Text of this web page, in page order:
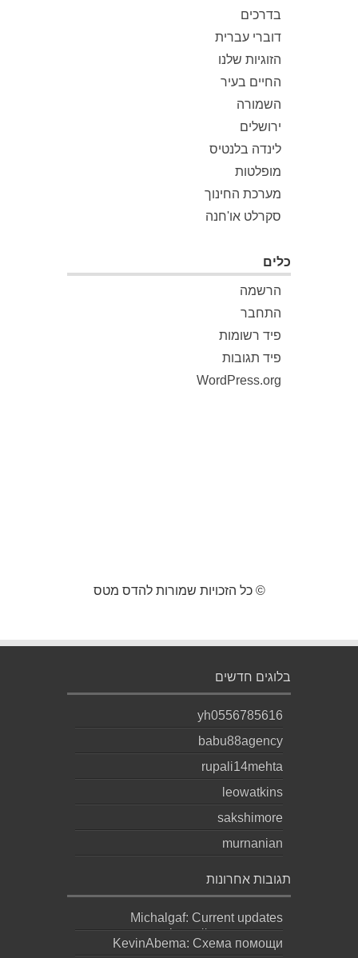
בדרכים
דוברי עברית
הזוגיות שלנו
החיים בעיר
השמורה
ירושלים
לינדה בלנטיס
מופלטות
מערכת החינוך
סקרלט או'חנה
כלים
הרשמה
התחבר
פיד רשומות
פיד תגובות
WordPress.org
© כל הזכויות שמורות להדס מטס
בלוגים חדשים
yh0556785616
babu88agency
rupali14mehta
leowatkins
sakshimore
murnanian
תגובות אחרונות
Michalgaf: Current updates
https://sapreqot.com...
KevinAbema: Схема помощи